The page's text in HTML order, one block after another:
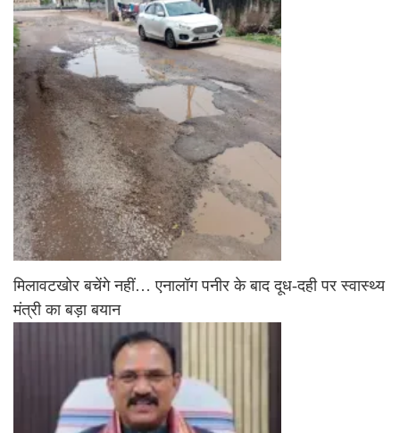
मिलावटखोर बचेंगे नहीं… एनालॉग पनीर के बाद दूध-दही पर स्वास्थ्य
मंत्री का बड़ा बयान